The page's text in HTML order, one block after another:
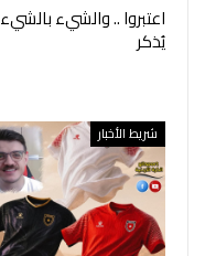
اعتبروا .. والشيء بالشيء
يُذكر
شريط الأخبار